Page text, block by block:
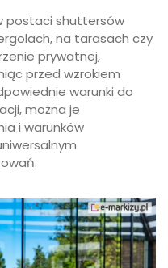
postaci shuttersów
na tarasach czy
prywatnej,
przed wzrokiem
warunki do
można je
i warunków